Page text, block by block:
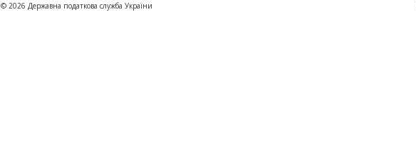
© 2026 Державна податкова служба України